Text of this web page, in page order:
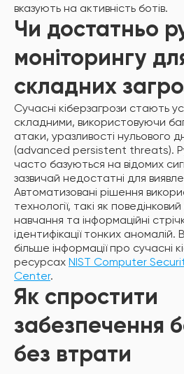
вказують на активність ботів.
Чи достатньо
моніторингу
складних
Сучасні кіберзагрози стають
складними, використовуючи
атаки, уразливості нульового
(advanced persistent threats).
часто базуються на відомих
зазвичай недостатні для
Автоматизовані рішення
технології, такі як
навчання та інформаційні
ідентифікації тонких
більше інформації про сучасні
ресурсах NIST Computer
Center.
Як спростити
забезпечення
без втрати